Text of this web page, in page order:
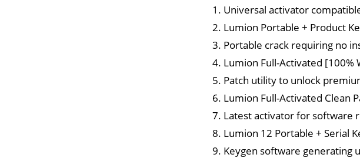
Universal activator
Lumion Portable + Product
Portable crack requiring no
Lumion Full-Activated
Patch utility to unlock
Lumion Full-Activated Clean
Latest activator for software
Lumion 12 Portable + Serial
Keygen software generating